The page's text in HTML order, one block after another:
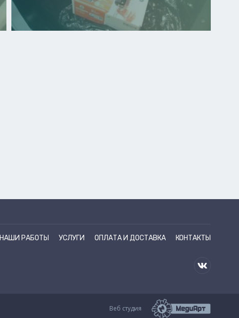
НАШИ РАБОТЫ УСЛУГИ ОПЛАТА И ДОСТАВКА КОНТАКТЫ
Веб студия